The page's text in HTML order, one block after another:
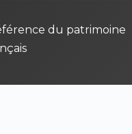
du patrimoine